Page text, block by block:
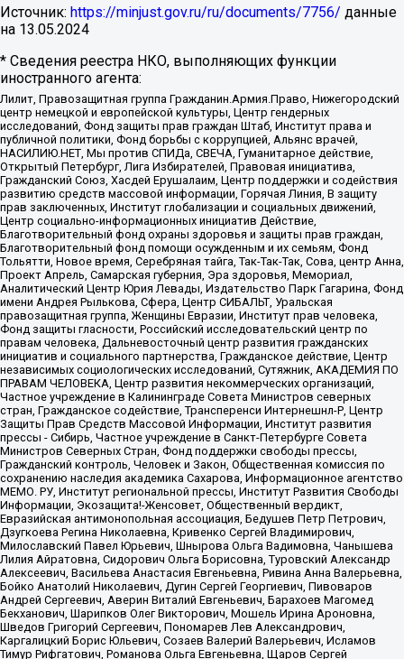
Источник: https://minjust.gov.ru/ru/documents/7756/ данные
на 13.05.2024
* Сведения реестра НКО, выполняющих функции
иностранного агента:
Лилит, Правозащитная группа Гражданин.Армия.Право, Нижегородский
центр немецкой и европейской культуры, Центр гендерных
исследований, Фонд защиты прав граждан Штаб, Институт права и
публичной политики, Фонд борьбы с коррупцией, Альянс врачей,
НАСИЛИЮ.НЕТ, Мы против СПИДа, СВЕЧА, Гуманитарное действие,
Открытый Петербург, Лига Избирателей, Правовая инициатива,
Гражданский Союз, Хасдей Ерушалаим, Центр поддержки и содействия
развитию средств массовой информации, Горячая Линия, В защиту
прав заключенных, Институт глобализации и социальных движений,
Центр социально-информационных инициатив Действие,
Благотворительный фонд охраны здоровья и защиты прав граждан,
Благотворительный фонд помощи осужденным и их семьям, Фонд
Тольятти, Новое время, Серебряная тайга, Так-Так-Так, Сова, центр Анна,
Проект Апрель, Самарская губерния, Эра здоровья, Мемориал,
Аналитический Центр Юрия Левады, Издательство Парк Гагарина, Фонд
имени Андрея Рылькова, Сфера, Центр СИБАЛЬТ, Уральская
правозащитная группа, Женщины Евразии, Институт прав человека,
Фонд защиты гласности, Российский исследовательский центр по
правам человека, Дальневосточный центр развития гражданских
инициатив и социального партнерства, Гражданское действие, Центр
независимых социологических исследований, Сутяжник, АКАДЕМИЯ ПО
ПРАВАМ ЧЕЛОВЕКА, Центр развития некоммерческих организаций,
Частное учреждение в Калининграде Совета Министров северных
стран, Гражданское содействие, Трансперенси Интернешнл-Р, Центр
Защиты Прав Средств Массовой Информации, Институт развития
прессы - Сибирь, Частное учреждение в Санкт-Петербурге Совета
Министров Северных Стран, Фонд поддержки свободы прессы,
Гражданский контроль, Человек и Закон, Общественная комиссия по
сохранению наследия академика Сахарова, Информационное агентство
МЕМО. РУ, Институт региональной прессы, Институт Развития Свободы
Информации, Экозащита!-Женсовет, Общественный вердикт,
Евразийская антимонопольная ассоциация, Бедушев Петр Петрович,
Дзугкоева Регина Николаевна, Кривенко Сергей Владимирович,
Милославский Павел Юрьевич, Шнырова Ольга Вадимовна, Чанышева
Лилия Айратовна, Сидорович Ольга Борисовна, Туровский Александр
Алексеевич, Васильева Анастасия Евгеньевна, Ривина Анна Валерьевна,
Бойко Анатолий Николаевич, Дугин Сергей Георгиевич, Пивоваров
Андрей Сергеевич, Аверин Виталий Евгеньевич, Барахоев Магомед
Бекханович, Шарипков Олег Викторович, Мошель Ирина Ароновна,
Шведов Григорий Сергеевич, Пономарев Лев Александрович,
Каргалицкий Борис Юльевич, Созаев Валерий Валерьевич, Исламов
Тимур Рифгатович, Романова Ольга Евгеньевна, Щаров Сергей